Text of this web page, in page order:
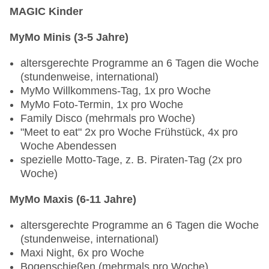
Local Corner (lokale Spezialitäten)
vollwertige vegetarische und vegane Speisen
am Buffet verfügbar
Kinderbuffet, Babyecke mit Mikrowelle,
Fläschchenwärmer und Wasserkocher
in der Wunderbar:
Sandwich Grab & Go: 22.00. - 07.00 Uhr
im Zimmer: bei Ankunft gefüllte Minibar mit
Wasser und Softdrinks (zusätzliches Wasser
während des Aufenthaltes nach Bedarf)
im Fitnessbereich und an den Tennisplätzen:
Wasserstation (Selbstbedienung)
alle Spezialitätenrestaurants bieten ein veganes
Menü und ein Kids Menü an
Speisen für bestimmte Diätformen (u.a. Allergien)
nach Absprache mit dem Club (info.kalawy@tui-
MAGIC Kinder
MyMo Minis (3-5 Jahre)
altersgerechte Programme an 6 Tagen die Woche
(stundenweise, international)
MyMo Willkommens-Tag, 1x pro Woche
MyMo Foto-Termin, 1x pro Woche
Family Disco (mehrmals pro Woche)
"Meet to eat" 2x pro Woche Frühstück, 4x pro
Woche Abendessen
spezielle Motto-Tage, z. B. Piraten-Tag (2x pro
Woche)
MyMo Maxis (6-11 Jahre)
altersgerechte Programme an 6 Tagen die Woche
(stundenweise, international)
Maxi Night, 6x pro Woche